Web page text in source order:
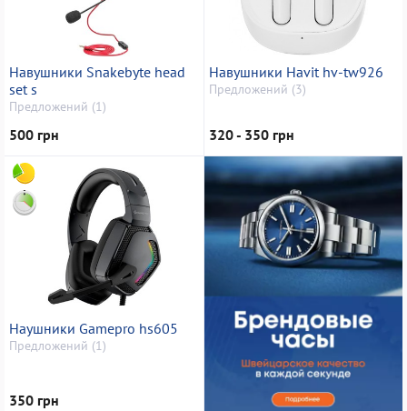
Навушники Snakebyte head
set s
Предложений (1)
500 грн
Навушники Havit hv-tw926
Предложений (3)
320 - 350 грн
Наушники Gamepro hs605
Предложений (1)
350 грн